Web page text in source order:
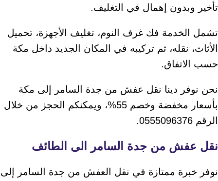
تأخير وبدون إهمال في التغليف.
تشمل الخدمة فك غرف النوم، تغليف الأجهزة، تحميل
الأثاث، نقله، ثم تركيبه في المكان الجديد داخل مكة
حسب الاتفاق.
نحن نوفر دينا نقل عفش من جدة السامر إلى مكة
بأسعار مخفضة وخصم 55%، ويمكنكم الحجز من خلال
الرقم 0555096376.
نقل عفش من جدة السامر الى الطائف
نوفر خبرة ممتازة في نقل العفش من جدة السامر إلى